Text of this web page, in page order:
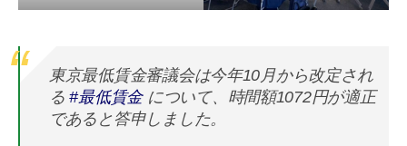
東京最低賃金審議会は今年10月から改定され
る#最低賃金について、時間額1072円が適正
であると答申しました。